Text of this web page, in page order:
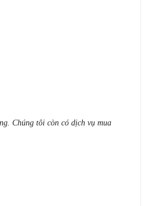
Chúng tôi còn có dịch vụ mua